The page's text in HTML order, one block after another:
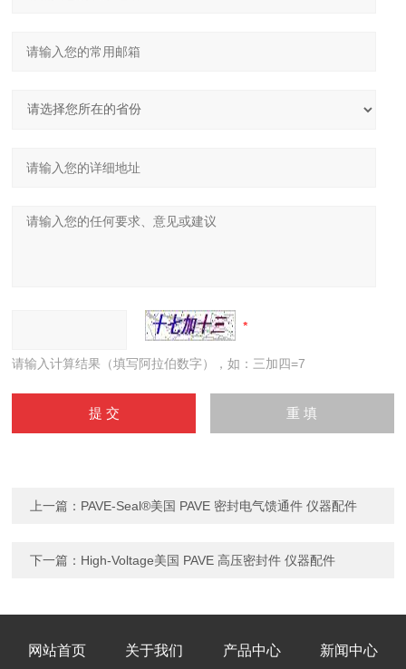
请输入计算结果（填写阿拉伯数字），如：三加四=7
上一篇： PAVE-Seal®美国 PAVE 密封电气馈通件 仪器配件
下一篇： High-Voltage美国 PAVE 高压密封件 仪器配件
网站首页 关于我们 产品中心 新闻中心